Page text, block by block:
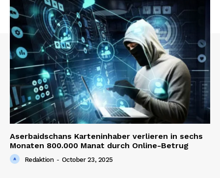
Aserbaidschans Karteninhaber verlieren in sechs
Monaten 800.000 Manat durch Online-Betrug
Redaktion - October 23, 2025